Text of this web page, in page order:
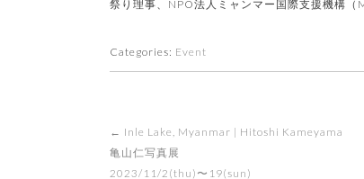
祭り理事、NPO法人ミャンマー国際支援機構（
Categories: Event
navigation
← Inle Lake, Myanmar | Hitoshi Kameyama
亀山仁写真展
2023/11/2(thu)〜19(sun)